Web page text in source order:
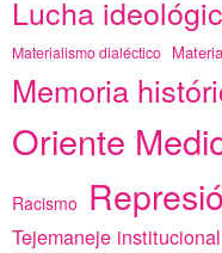
Lucha
Materialismo dialéctico
Memoria
Oriente
Racismo
Tejemaneje institucional